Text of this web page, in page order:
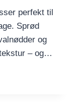
perfekt til
Sprød
og
– og…